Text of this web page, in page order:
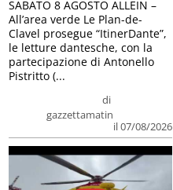
di
gazzettamatin
il 07/08/2026
SABATO 8 AGOSTO ALLEIN –
All’area verde Le Plan-de-
Clavel prosegue “ItinerDante”,
le letture dantesche, con la
partecipazione di Antonello
Pistritto (...